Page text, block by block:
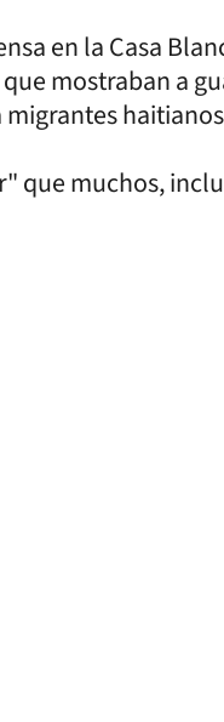
en la Casa
mostraban a
que muchos,